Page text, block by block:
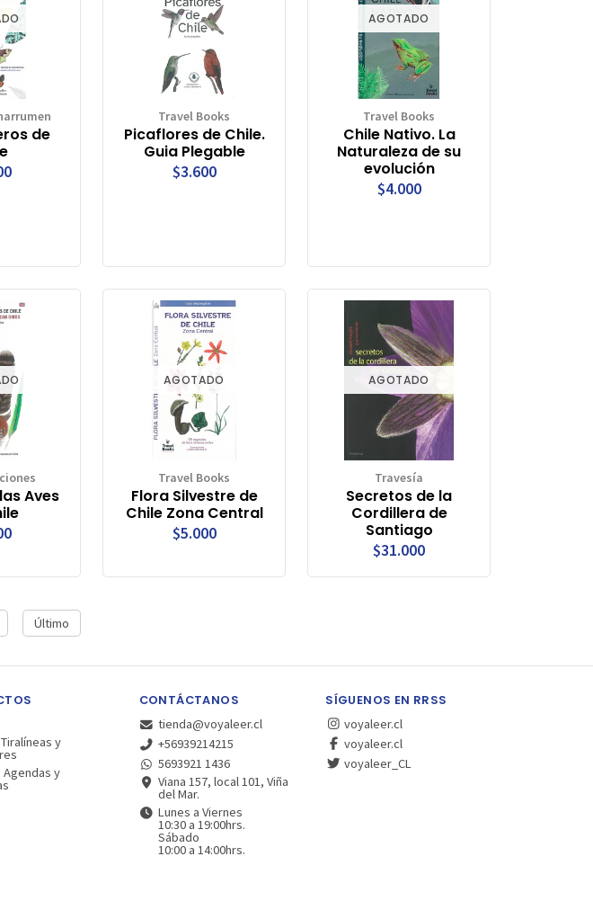
de
Travel Books
Picaflores de Chile.
Guia Plegable
$3.600
AGOTADO
Travel Books
Chile Nativo. La
Naturaleza de su
evolución
$4.000
Aves
AGOTADO
Travel Books
Flora Silvestre de
Chile Zona Central
$5.000
AGOTADO
Travesía
Secretos de la
Cordillera de
Santiago
$31.000
Último
y
y
CONTÁCTANOS
tienda@voyaleer.cl
+56939214215
5693921 1436
Viana 157, local 101, Viña
del Mar.
Lunes a Viernes
10:30 a 19:00hrs.
Sábado
10:00 a 14:00hrs.
SÍGUENOS EN RRSS
voyaleer.cl
voyaleer.cl
voyaleer_CL